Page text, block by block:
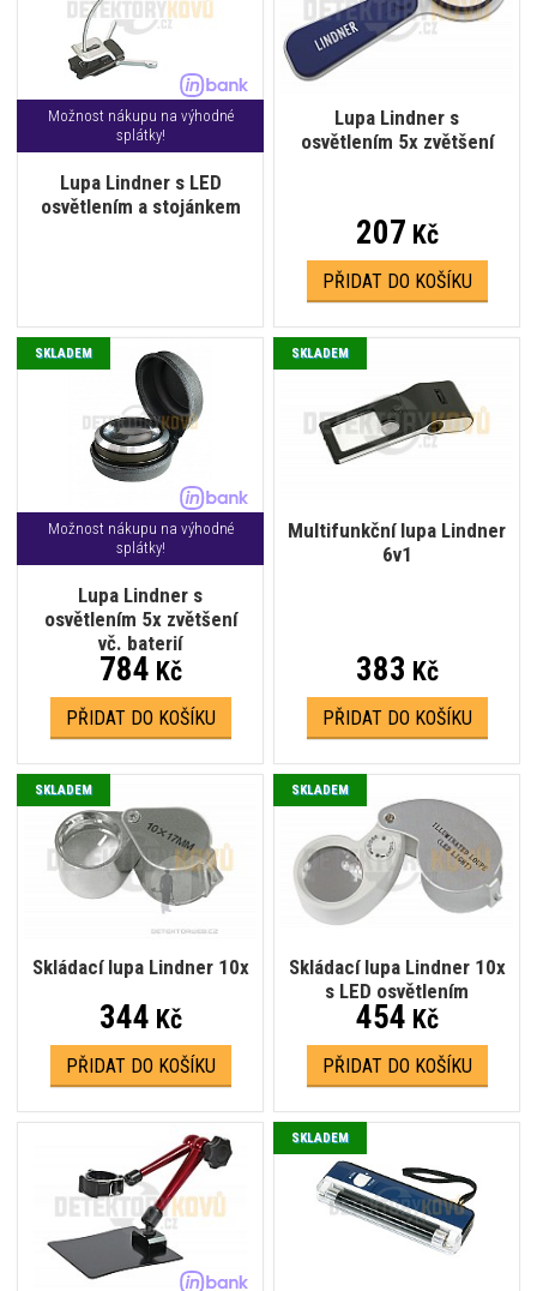
Možnost nákupu na výhodné
splátky!
Lupa Lindner s LED
osvětlením a stojánkem
Lupa Lindner s
osvětlením 5x zvětšení
207 Kč
PŘIDAT DO KOŠÍKU
Možnost nákupu na výhodné
splátky!
Lupa Lindner s
osvětlením 5x zvětšení
vč. baterií
SKLADEM
784 Kč
PŘIDAT DO KOŠÍKU
Multifunkční lupa Lindner
6v1
SKLADEM
383 Kč
PŘIDAT DO KOŠÍKU
Skládací lupa Lindner 10x
SKLADEM
344 Kč
PŘIDAT DO KOŠÍKU
Skládací lupa Lindner 10x
s LED osvětlením
SKLADEM
454 Kč
PŘIDAT DO KOŠÍKU
SKLADEM